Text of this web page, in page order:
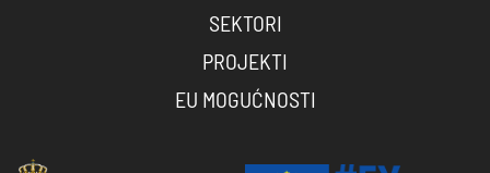
SEKTORI
PROJEKTI
EU MOGUĆNOSTI